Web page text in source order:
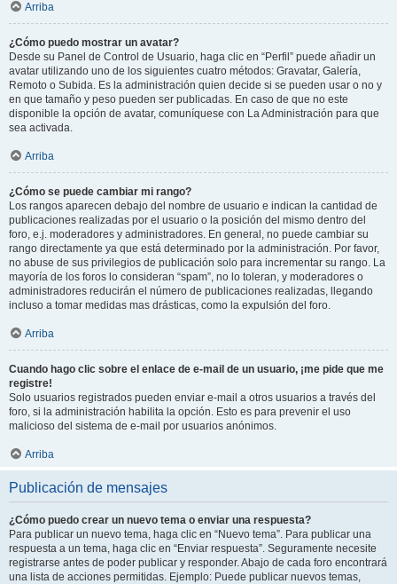
Arriba
¿Cómo puedo mostrar un avatar?
Desde su Panel de Control de Usuario, haga clic en “Perfil” puede añadir un
avatar utilizando uno de los siguientes cuatro métodos: Gravatar, Galería,
Remoto o Subida. Es la administración quien decide si se pueden usar o no y
en que tamaño y peso pueden ser publicadas. En caso de que no este
disponible la opción de avatar, comuníquese con La Administración para que
sea activada.
Arriba
¿Cómo se puede cambiar mi rango?
Los rangos aparecen debajo del nombre de usuario e indican la cantidad de
publicaciones realizadas por el usuario o la posición del mismo dentro del
foro, e.j. moderadores y administradores. En general, no puede cambiar su
rango directamente ya que está determinado por la administración. Por favor,
no abuse de sus privilegios de publicación solo para incrementar su rango. La
mayoría de los foros lo consideran “spam”, no lo toleran, y moderadores o
administradores reducirán el número de publicaciones realizadas, llegando
incluso a tomar medidas mas drásticas, como la expulsión del foro.
Arriba
Cuando hago clic sobre el enlace de e-mail de un usuario, ¡me pide que me
registre!
Solo usuarios registrados pueden enviar e-mail a otros usuarios a través del
foro, si la administración habilita la opción. Esto es para prevenir el uso
malicioso del sistema de e-mail por usuarios anónimos.
Arriba
Publicación de mensajes
¿Cómo puedo crear un nuevo tema o enviar una respuesta?
Para publicar un nuevo tema, haga clic en “Nuevo tema”. Para publicar una
respuesta a un tema, haga clic en “Enviar respuesta”. Seguramente necesite
registrarse antes de poder publicar y responder. Abajo de cada foro encontrará
una lista de acciones permitidas. Ejemplo: Puede publicar nuevos temas,